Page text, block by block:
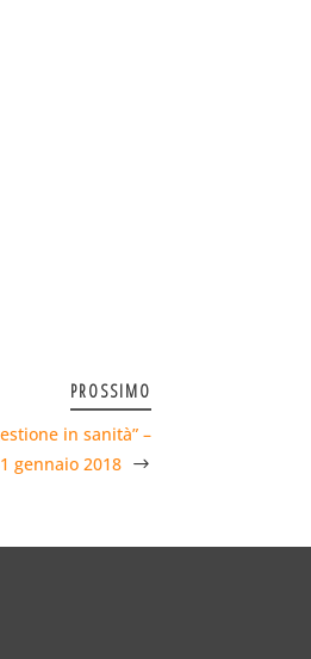
PROSSIMO
in sanità” –
gennaio 2018